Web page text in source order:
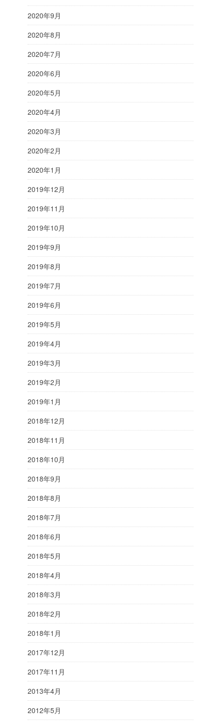
2020年9月
2020年8月
2020年7月
2020年6月
2020年5月
2020年4月
2020年3月
2020年2月
2020年1月
2019年12月
2019年11月
2019年10月
2019年9月
2019年8月
2019年7月
2019年6月
2019年5月
2019年4月
2019年3月
2019年2月
2019年1月
2018年12月
2018年11月
2018年10月
2018年9月
2018年8月
2018年7月
2018年6月
2018年5月
2018年4月
2018年3月
2018年2月
2018年1月
2017年12月
2017年11月
2013年4月
2012年5月